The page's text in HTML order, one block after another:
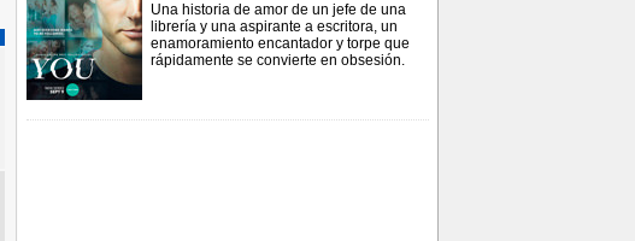
Una historia de amor de un jefe de una
librería y una aspirante a escritora, un
enamoramiento encantador y torpe que
rápidamente se convierte en obsesión.